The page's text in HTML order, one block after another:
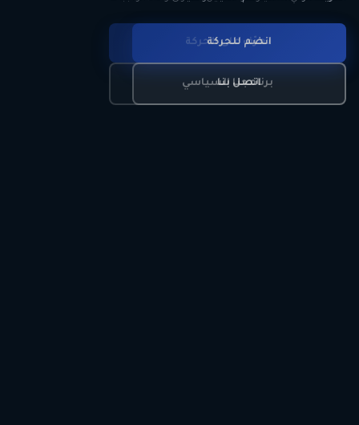
تعرّف على الحركة
برنامجنا السياسي
انضم للحركة
اتصل بنا